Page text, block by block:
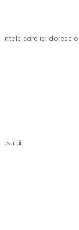
care își doresc